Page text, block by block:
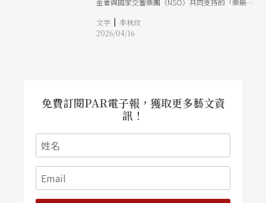
金會與國家交響樂團（NSO）共同支持的「樂無界
行前音樂會。暌違13年，在指揮大師呂紹嘉的帶領
下，北藝大管絃樂團的63位青年音樂家將踏上歐
文字 | 李秋玫
2026/04/16
免費訂閱PAR電子報，獲取更多藝文資
訊！